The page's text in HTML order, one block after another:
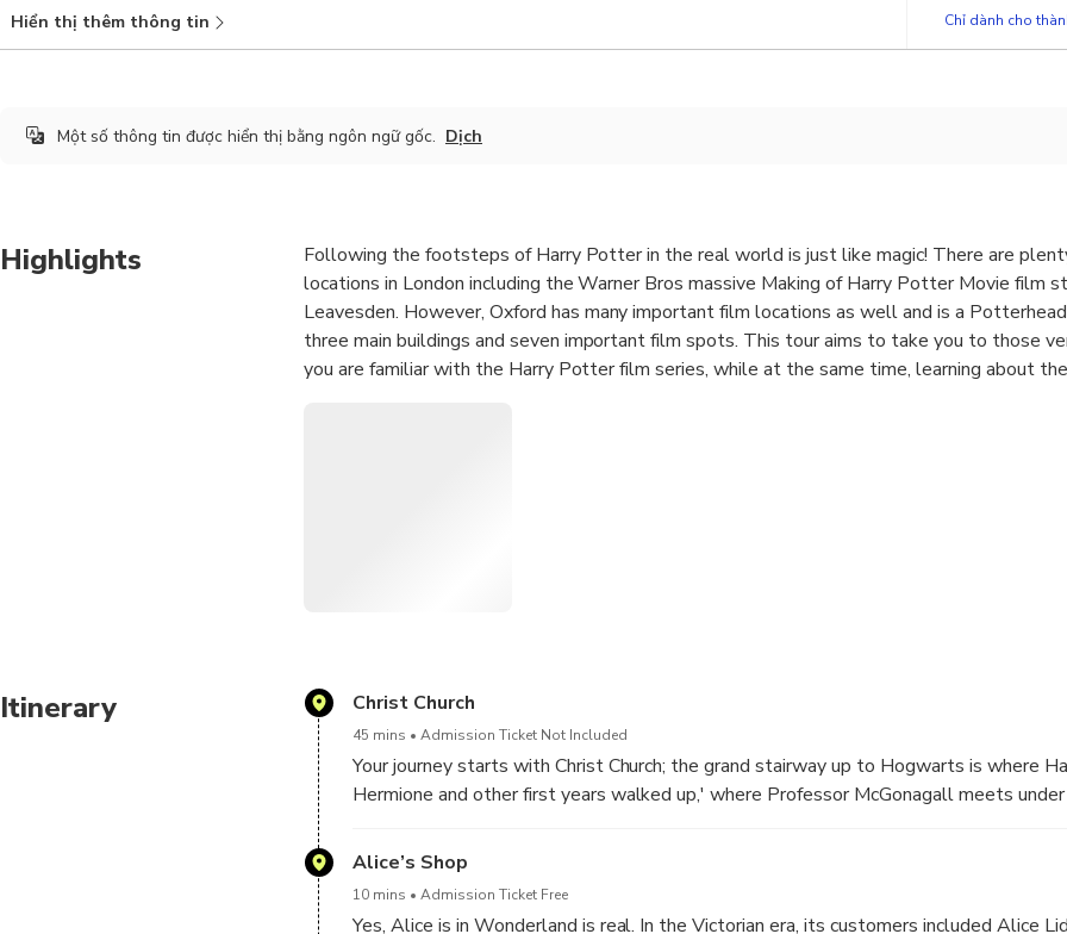
Hiển thị thêm thông tin
Chỉ dành cho
Một số thông tin được hiển thị bằng ngôn ngữ gốc. Dịch
Highlights
Following the footsteps of Harry Potter in the real world is just like magic! There are
locations in London including the Warner Bros massive Making of Harry Potter Movie film
Leavesden. However, Oxford has many important film locations as well and is a
three main buildings and seven important film spots. This tour aims to take you to those
you are familiar with the Harry Potter film series, while at the same time, learning about
Itinerary Christ Church
45 mins Admission Ticket Not Included
Your journey starts with Christ Church; the grand stairway up to Hogwarts is where
Hermione and other first years walked up,' where Professor McGonagall meets
Dining Hall for all of the Harry Potter films has been one of Oxford's most famous
photographs in the Tudor Great Hall, a studio set has been created and used to make
you know that all moving portraits were from producers that were working on the
Alice’s Shop
10 mins Admission Ticket Free
Yes, Alice is in Wonderland is real. In the Victorian era, its customers included Alice